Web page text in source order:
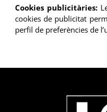
Cookies publicitàries:
cookies de publicitat
perfil de preferències de